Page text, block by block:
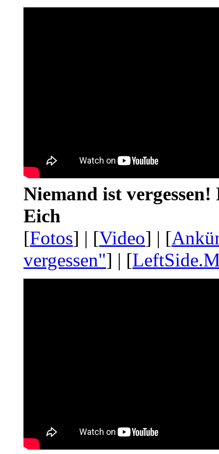
Niemand ist
Eich
[Fotos] | [Video] | [
vergessen"] | [